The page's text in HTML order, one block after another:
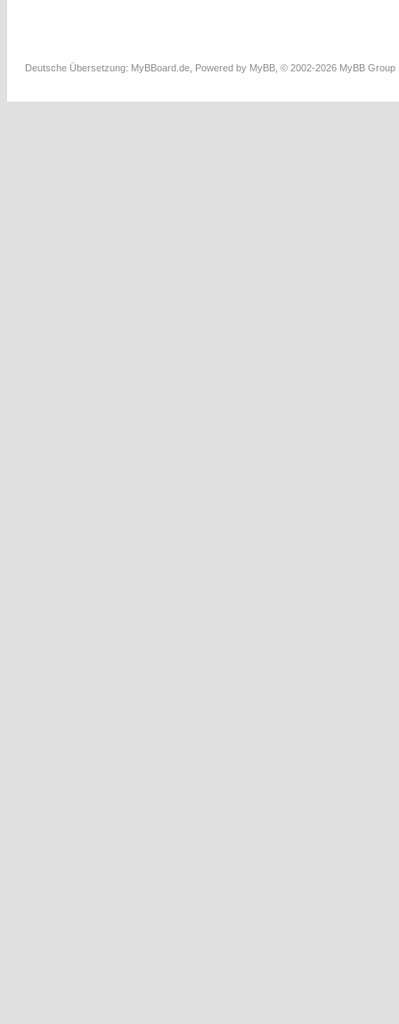
Deutsche Übersetzung: MyBBoard.de , Powered by MyBB , © 2002-2026 MyBB Group